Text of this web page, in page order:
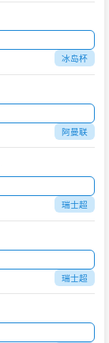
冰岛杯
阿曼联
瑞士超
瑞士超